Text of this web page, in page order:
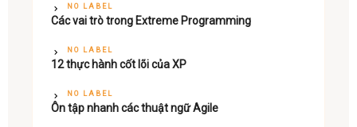
NO LABEL
Các vai trò trong Extreme Programming
NO LABEL
12 thực hành cốt lõi của XP
NO LABEL
Ôn tập nhanh các thuật ngữ Agile